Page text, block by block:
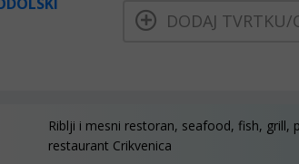
DODAJ TVRTKU/
Riblji i mesni restoran, seafood, fish, grill,
restaurant Crikvenica